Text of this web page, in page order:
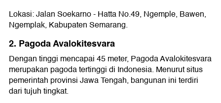
Lokasi: Jalan Soekarno - Hatta No.49, Ngemple, Bawen,
Ngemplak, Kabupaten Semarang.
2. Pagoda Avalokitesvara
Dengan tinggi mencapai 45 meter, Pagoda Avalokitesvara
merupakan pagoda tertinggi di Indonesia. Menurut situs
pemerintah provinsi Jawa Tengah, bangunan ini terdiri
dari tujuh tingkat.